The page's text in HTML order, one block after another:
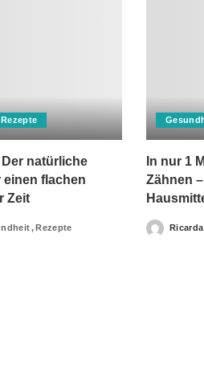
Rezepte
natürliche
einen flachen
Zeit
Rezepte
In nur 1
Zähnen
PostedRicarda